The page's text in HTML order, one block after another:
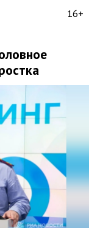
16+